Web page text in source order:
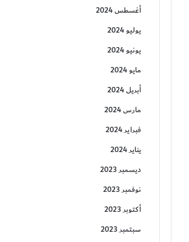
أغسطس 2024
يوليو 2024
يونيو 2024
مايو 2024
أبريل 2024
مارس 2024
فبراير 2024
يناير 2024
ديسمبر 2023
نوفمبر 2023
أكتوبر 2023
سبتمبر 2023